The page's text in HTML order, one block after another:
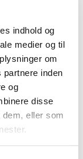
indhold og
medier og til
om
inden
og
disse
eller som
436,00 kr.
1 dag
- 09-02-2027